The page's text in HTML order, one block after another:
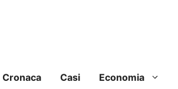
Cronaca Casi Economia